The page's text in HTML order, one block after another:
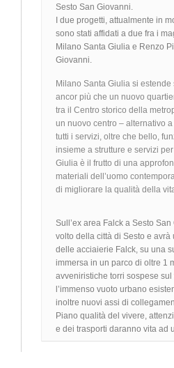
Sesto San Giovanni.
I due progetti, attualmente in
sono stati affidati a due fra i
Milano Santa Giulia e Renzo
Giovanni.
Milano Santa Giulia si
ancor più che un nuovo
tra il Centro storico della
un nuovo centro – alternativo
tutti i servizi, oltre che bello,
insieme a strutture e servizi
Giulia è il frutto di una
materiali dell’uomo
di migliorare la qualità della
Sull’ex area Falck a Sesto
volto della città di Sesto e
delle acciaierie Falck, su una
immersa in un parco di oltre 1
avveniristiche torri sospese
l’immenso vuoto urbano
inoltre nuovi assi di
Piano qualità del vivere,
e dei trasporti daranno vita ad